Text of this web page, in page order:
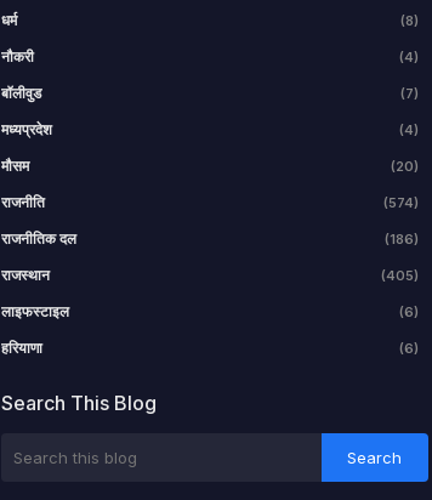
धर्म (8)
नौकरी (4)
बॉलीवुड (7)
मध्यप्रदेश (4)
मौसम (20)
राजनीति (574)
राजनीतिक दल (186)
राजस्थान (405)
लाइफस्टाइल (6)
हरियाणा (6)
Search This Blog